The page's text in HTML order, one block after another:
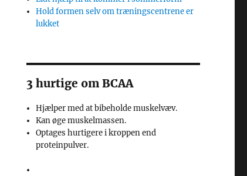
Hold formen selv om træningscentrene er
lukket
3 hurtige om BCAA
Hjælper med at bibeholde muskelvæv.
Kan øge muskelmassen.
Optages hurtigere i kroppen end
proteinpulver.